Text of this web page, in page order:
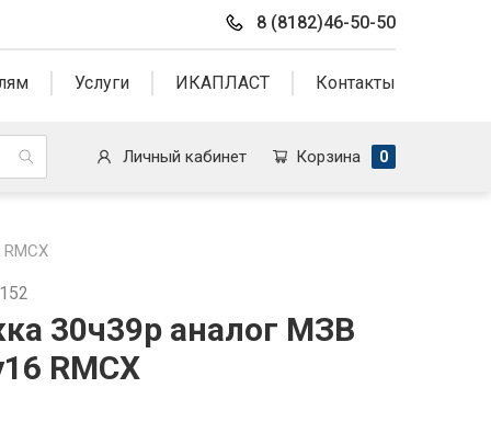
8 (8182)46-50-50
Услуги ИКАПЛАСТ Контакты
Личный кабинет Корзина 0
30ч39р аналог МЗВ
RMCX